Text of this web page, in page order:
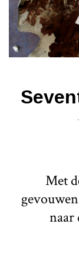
Met
naar